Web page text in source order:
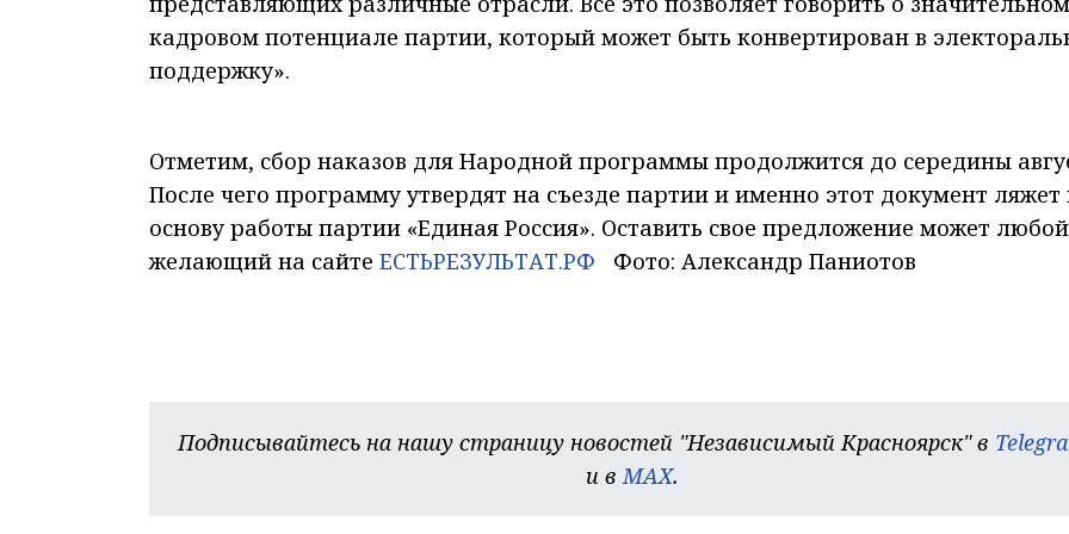
кадровом потенциале партии, который может быть конвертирован в
поддержку».
Отметим, сбор наказов для Народной программы продолжится до середины
После чего программу утвердят на съезде партии и именно этот документ ляжет
основу работы партии «Единая Россия». Оставить свое предложение может любой
желающий на сайте ЕСТЬРЕЗУЛЬТАТ.РФ Фото: Александр Паниотов
Подписывайтесь на нашу страницу новостей "Независимый Красноярск" в
и вMAX.